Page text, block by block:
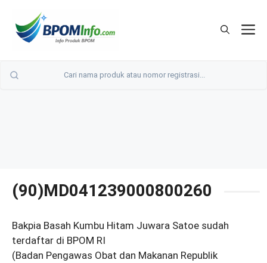
(90)MD041239000800260
Bakpia Basah Kumbu Hitam Juwara Satoe sudah
terdaftar di BPOM RI
(Badan Pengawas Obat dan Makanan Republik